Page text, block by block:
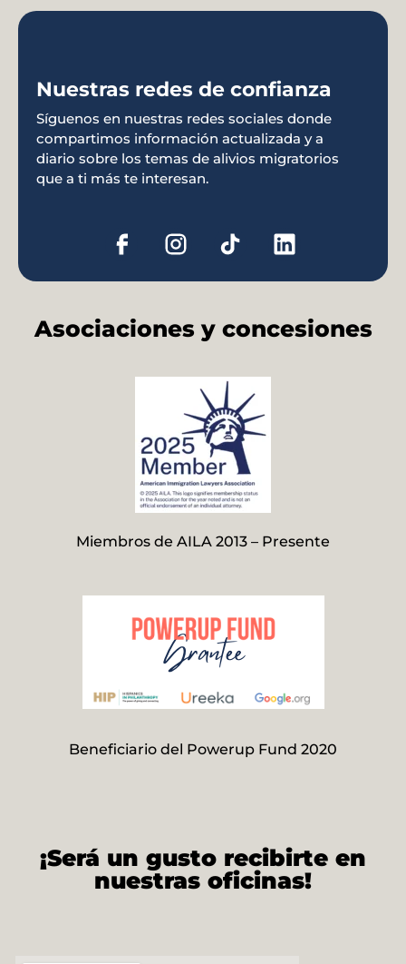
Follow
@miralawgroup
Nuestras redes de confianza
Síguenos en nuestras redes sociales donde
compartimos información actualizada y a
diario sobre los temas de alivios migratorios
que a ti más te interesan.
Asociaciones y concesiones
Miembros de AILA 2013 – Presente
Beneficiario del Powerup Fund 2020
¡Será un gusto recibirte en
nuestras oficinas!